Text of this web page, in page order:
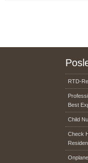
RTD-
Best
Child
Check